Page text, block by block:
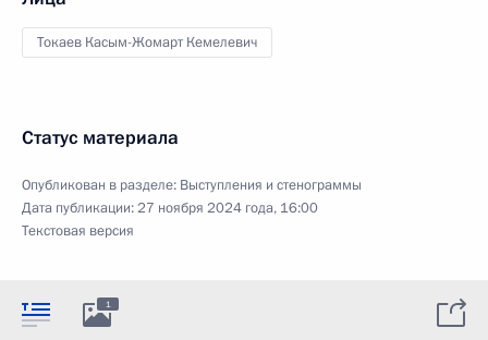
Токаев Касым-Жомарт Кемелевич
Статус материала
Опубликован в разделе: Выступления и стенограммы
Дата публикации:27 ноября 2024 года, 16:00
Текстовая версия
1